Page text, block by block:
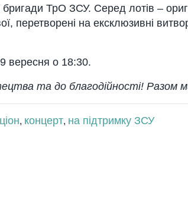
бригади ТрО ЗСУ. Серед лотів –
перетворені на ексклюзивні
вересня о 18:30.
та до благодійності! Разом
, концерт, на підтримку ЗСУ